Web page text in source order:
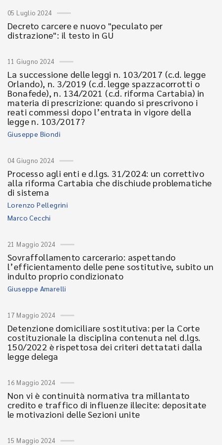
05 Luglio 2024
Decreto carcere e nuovo "peculato per
distrazione": il testo in GU
11 Giugno 2024
La successione delle leggi n. 103/2017 (c.d. legge
Orlando), n. 3/2019 (c.d. legge spazzacorrotti o
Bonafede), n. 134/2021 (c.d. riforma Cartabia) in
materia di prescrizione: quando si prescrivono i
reati commessi dopo l’entrata in vigore della
legge n. 103/2017?
Giuseppe Biondi
04 Giugno 2024
Processo agli enti e d.lgs. 31/2024: un correttivo
alla riforma Cartabia che dischiude problematiche
di sistema
Lorenzo Pellegrini
Marco Cecchi
21 Maggio 2024
Sovraffollamento carcerario: aspettando
l’efficientamento delle pene sostitutive, subito un
indulto proprio condizionato
Giuseppe Amarelli
17 Maggio 2024
Detenzione domiciliare sostitutiva: per la Corte
costituzionale la disciplina contenuta nel d.lgs.
150/2022 è rispettosa dei criteri dettatati dalla
legge delega
16 Maggio 2024
Non vi è continuità normativa tra millantato
credito e traffico di influenze illecite: depositate
le motivazioni delle Sezioni unite
15 Maggio 2024